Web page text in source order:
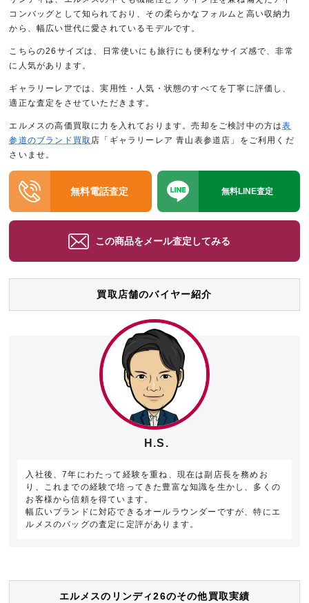
コンバッグとして知られており、その柔らかなフォルムと高い収納力
から、幅広い世代に愛されているモデルです。
こちらの26サイズは、日常使いにも旅行にも便利なサイズ感で、非常
に人気があります。
ギャラリーレアでは、実用性・人気・状態のすべてを丁寧に評価し、
適正な査定をさせていただきます。
エルメスの高価買取に力を入れております。売却をご検討中の方は表
参道のブランド買取 店「ギャラリーレア 青山表参道店」をご利用くだ
さいませ。
無料電話査定 無料LINE査定
この商品をメール査定してみる
買取店舗のバイヤー紹介
H.S.
入社後、7年にわたって経験を重ね、現在は副店長を務めお
り、これまでの経験で培ってきた豊富な知識を生かし、多くの
お客様から信頼を得ています。
幅広いブランドに対応できるオールラウンダーですが、特にエ
ルメスのバッグの査定に定評があります。
エルメスのリンディ26のその他買取実績